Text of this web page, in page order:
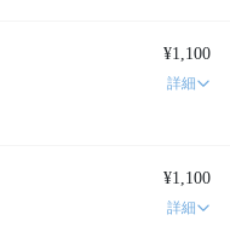
¥1,100
詳細
¥1,100
詳細